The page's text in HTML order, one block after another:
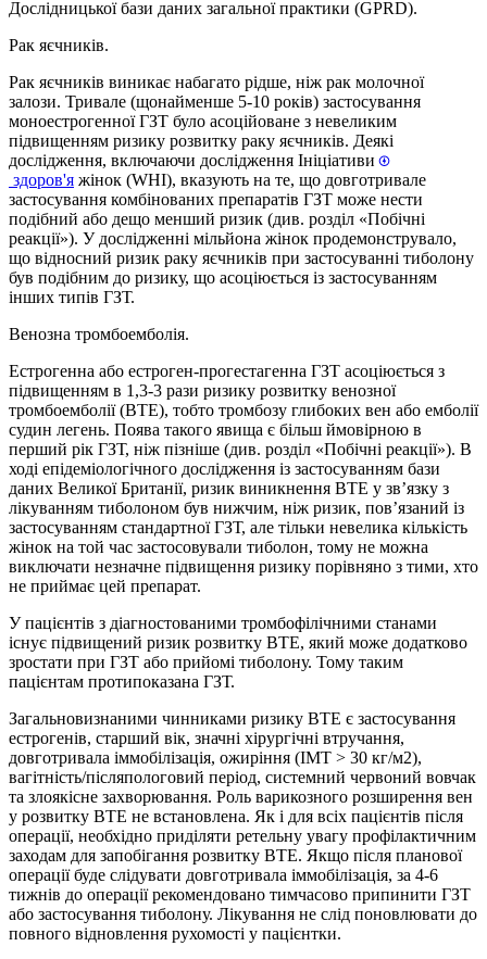
Дослідницької бази даних загальної практики (GPRD).
Рак яєчників.
Рак яєчників виникає набагато рідше, ніж рак молочної
залози. Тривале (щонайменше 5-10 років) застосування
моноестрогенної ГЗТ було асоційоване з невеликим
підвищенням ризику розвитку раку яєчників. Деякі
дослідження, включаючи дослідження Ініціативи
здоров'я жінок (WHI), вказують на те, що довготривале
застосування комбінованих препаратів ГЗТ може нести
подібний або дещо менший ризик (див. розділ «Побічні
реакції»). У дослідженні мільйона жінок продемонструвало,
що відносний ризик раку яєчників при застосуванні тиболону
був подібним до ризику, що асоціюється із застосуванням
інших типів ГЗТ.
Венозна тромбоемболія.
Естрогенна або естроген-прогестагенна ГЗТ асоціюється з
підвищенням в 1,3-3 рази ризику розвитку венозної
тромбоемболії (ВТЕ), тобто тромбозу глибоких вен або емболії
судин легень. Поява такого явища є більш ймовірною в
перший рік ГЗТ, ніж пізніше (див. розділ «Побічні реакції»). В
ході епідеміологічного дослідження із застосуванням бази
даних Великої Британії, ризик виникнення ВТЕ у зв’язку з
лікуванням тиболоном був нижчим, ніж ризик, пов’язаний із
застосуванням стандартної ГЗТ, але тільки невелика кількість
жінок на той час застосовували тиболон, тому не можна
виключати незначне підвищення ризику порівняно з тими, хто
не приймає цей препарат.
У пацієнтів з діагностованими тромбофілічними станами
існує підвищений ризик розвитку ВТЕ, який може додатково
зростати при ГЗТ або прийомі тиболону. Тому таким
пацієнтам протипоказана ГЗТ.
Загальновизнаними чинниками ризику ВТЕ є застосування
естрогенів, старший вік, значні хірургічні втручання,
довготривала іммобілізація, ожиріння (ІМТ > 30 кг/м2),
вагітність/післяпологовий період, системний червоний вовчак
та злоякісне захворювання. Роль варикозного розширення вен
у розвитку ВТЕ не встановлена. Як і для всіх пацієнтів після
операції, необхідно приділяти ретельну увагу профілактичним
заходам для запобігання розвитку ВТЕ. Якщо після планової
операції буде слідувати довготривала іммобілізація, за 4-6
тижнів до операції рекомендовано тимчасово припинити ГЗТ
або застосування тиболону. Лікування не слід поновлювати до
повного відновлення рухомості у пацієнтки.